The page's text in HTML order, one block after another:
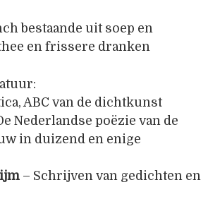
bestaande uit soep en
en frissere dranken
ABC van de dichtkunst
Nederlandse poëzie van de
in duizend en enige
– Schrijven van gedichten en